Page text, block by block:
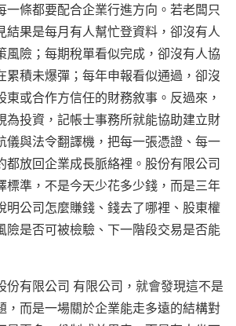
一條都要配合企業行進方向。若老闆只
結果是每月有人幫忙登資料，卻沒有人
風險；每期稅單看似完成，卻沒有人協
累積未爆彈；每年申報看似通過，卻沒
東或合作方信任的財務敘事。反過來，
為投資，記帳士事務所就能協助建立財
儀與法令翻譯機，把每一張憑證、每一
都放回企業成長脈絡裡。股份有限公司
標準，不是今天少花多少錢，而是三年
明公司怎麼賺錢、錢去了哪裡、股東權
險是否可被檢驗、下一階段交易是否能
份有限公司 有限公司，就會發現這不是
，而是一場關於企業能走多遠的結構對